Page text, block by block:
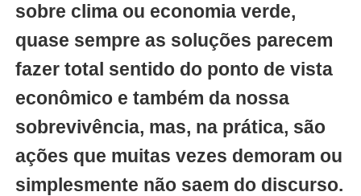
sobre clima ou economia verde,
quase sempre as soluções parecem
fazer total sentido do ponto de vista
econômico e também da nossa
sobrevivência, mas, na prática, são
ações que muitas vezes demoram ou
simplesmente não saem do discurso.